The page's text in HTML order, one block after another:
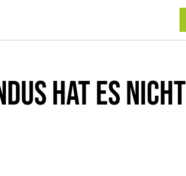
HAT ES NICHT